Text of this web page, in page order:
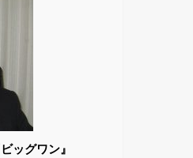
ビッグワン』